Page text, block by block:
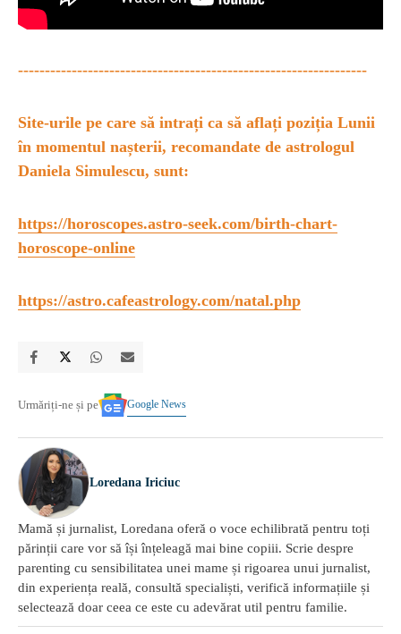
-----------------------------------------------------------------
Site-urile pe care să intrați ca să aflați poziția Lunii
în momentul nașterii, recomandate de astrologul
Daniela Simulescu, sunt:
https://horoscopes.astro-seek.com/birth-chart-
horoscope-online
https://astro.cafeastrology.com/natal.php
Urmăriți-ne și pe Google News
Loredana Iriciuc
Mamă și jurnalist, Loredana oferă o voce echilibrată pentru toți
părinții care vor să își înțeleagă mai bine copiii. Scrie despre
parenting cu sensibilitatea unei mame și rigoarea unui jurnalist,
din experiența reală, consultă specialiști, verifică informațiile și
selectează doar ceea ce este cu adevărat util pentru familie.